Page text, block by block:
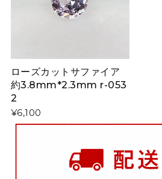
ローズカットサファイア
約3.8mm*2.3mm r-053
2
¥6,100